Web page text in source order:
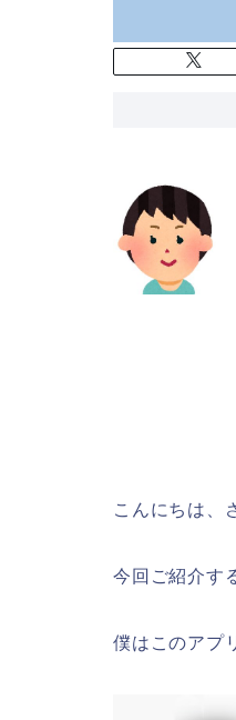
こんにちは、
今回ご紹介す
僕はこのアプ